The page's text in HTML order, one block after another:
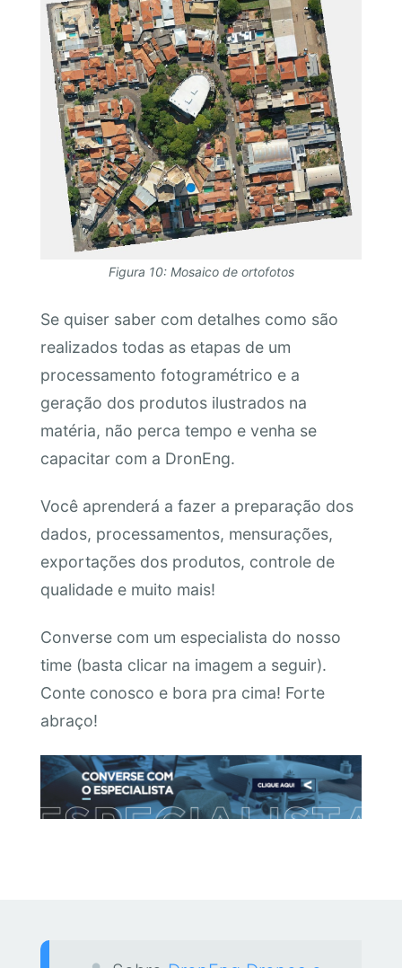
Figura 10: Mosaico de ortofotos
Se quiser saber com detalhes como são
realizados todas as etapas de um
processamento fotogramétrico e a
geração dos produtos ilustrados na
matéria, não perca tempo e venha se
capacitar com a DronEng.
Você aprenderá a fazer a preparação dos
dados, processamentos, mensurações,
exportações dos produtos, controle de
qualidade e muito mais!
Converse com um especialista do nosso
time (basta clicar na imagem a seguir).
Conte conosco e bora pra cima! Forte
abraço!